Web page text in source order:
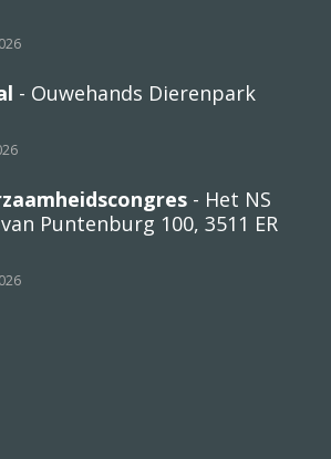
- Ouwehands Dierenpark
- Het NS
Puntenburg 100, 3511 ER